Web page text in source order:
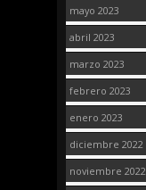
mayo 2023
abril 2023
marzo 2023
febrero 2023
enero 2023
diciembre 2022
noviembre 2022